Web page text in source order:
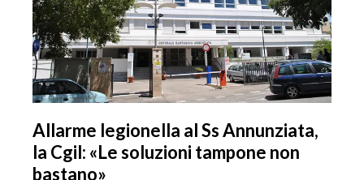
Allarme legionella al Ss Annunziata,
la Cgil: «Le soluzioni tampone non
bastano»